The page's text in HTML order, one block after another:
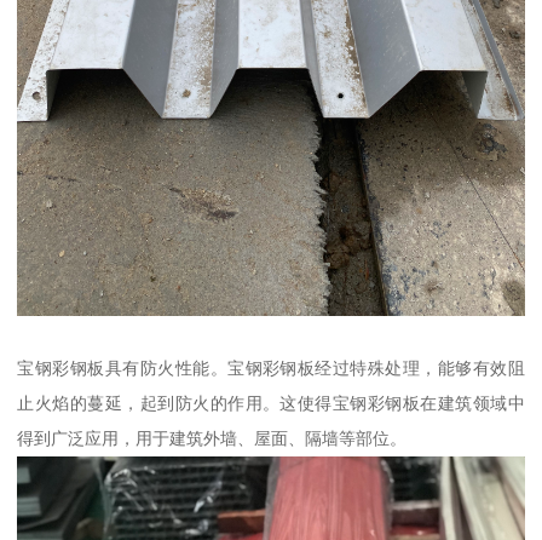
宝钢彩钢板具有防火性能。宝钢彩钢板经过特殊处理，能够有效阻
止火焰的蔓延，起到防火的作用。这使得宝钢彩钢板在建筑领域中
得到广泛应用，用于建筑外墙、屋面、隔墙等部位。